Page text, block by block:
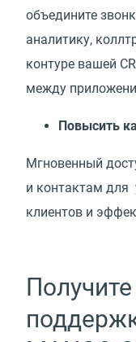
объедините
аналитику,
контуре вашей
между
Повысить
Мгновенный
и контактам для
клиентов и